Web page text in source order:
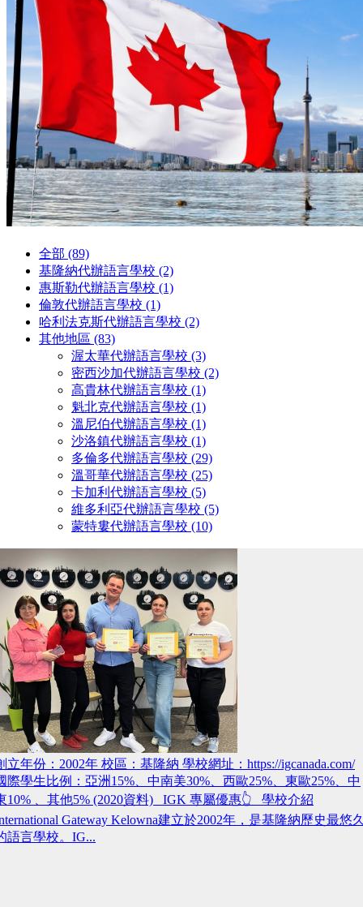
全部 (89)
基隆納代辦語言學校 (2)
惠斯勒代辦語言學校 (1)
倫敦代辦語言學校 (1)
哈利法克斯代辦語言學校 (2)
其他地區 (83)
渥太華代辦語言學校 (3)
密西沙加代辦語言學校 (2)
高貴林代辦語言學校 (1)
魁北克代辦語言學校 (1)
溫尼伯代辦語言學校 (1)
沙洛鎮代辦語言學校 (1)
多倫多代辦語言學校 (29)
溫哥華代辦語言學校 (25)
卡加利代辦語言學校 (5)
維多利亞代辦語言學校 (5)
蒙特婁代辦語言學校 (10)
立年份：2002年 校區：基隆納 學校網址：https://igcanada.com/
際學生比例：亞洲15%、中南美30%、西歐25%、東歐25%、中
10% 、其他5% (2020資料) IGK 專屬優惠👆 學校介紹
Gateway Kelowna建立於2002年，是基隆納歷史最悠
語言學校。IG...